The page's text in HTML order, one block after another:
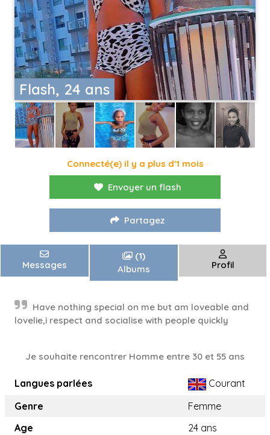
Flash, 24 ans
Connecté(e) il y a plus d'1 mois
Envoyer un flash
Partagez
Messages
(1)
Albums
Profil
Have nothing special on me but am loveable and
lovelie,i respect and socialise with people quickly
Je souhaite rencontrer Homme entre 30 et 55 ans
Langues parlées
Courant
Genre
Femme
Age
24 ans